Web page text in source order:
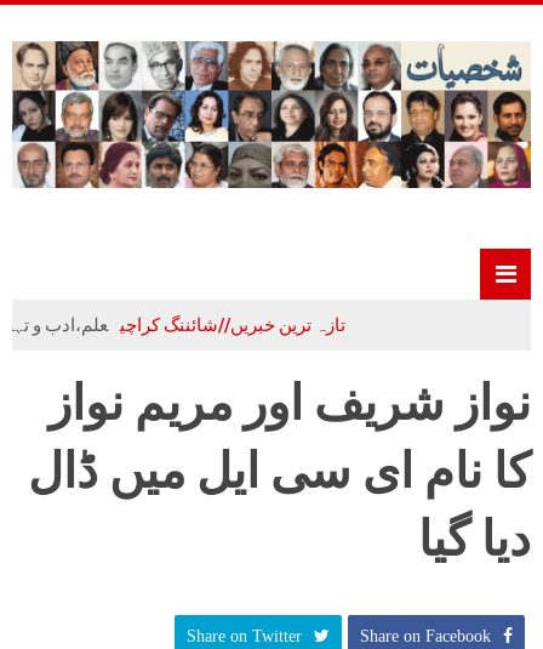
تازہ ترین خبریں//شائننگ کراچی علم،ادب و تہذیب
نواز شریف اور مریم نواز
کا نام ای سی ایل میں ڈال
دیا گیا
Share on Facebook
Share on Twitter